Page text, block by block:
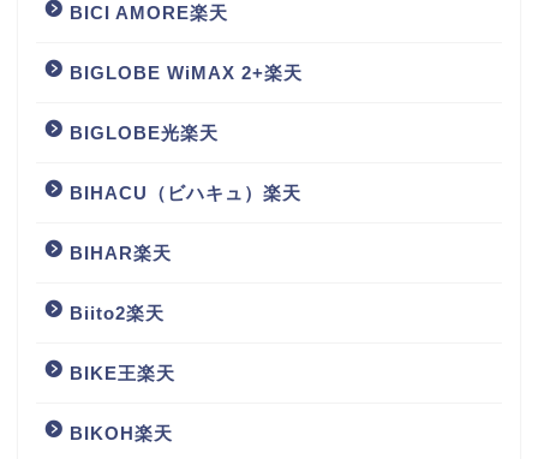
BICI AMORE楽天
BIGLOBE WiMAX 2+楽天
BIGLOBE光楽天
BIHACU（ビハキュ）楽天
BIHAR楽天
Biito2楽天
BIKE王楽天
BIKOH楽天